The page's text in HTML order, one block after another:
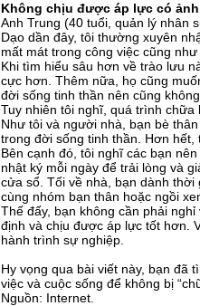
Không chịu được áp lực có
Anh Trung (40 tuổi, quản lý nhân
Dạo dần đây, tôi thường xuyên
mất mát trong công việc cũng
Khi tìm hiểu sâu hơn về trào lưu
cực hơn. Thêm nữa, họ cũng
đời sống tinh thần nên cũng
Tuy nhiên tôi nghĩ, quá trình chữa
Như tôi và người nhà, bạn bè
trong đời sống tinh thần. Hơn
Bên cạnh đó, tôi nghĩ các bạn
nhật ký mỗi ngày để trải lòng và
cửa sổ. Tối về nhà, bạn dành
cùng nhóm bạn thân hoặc ngồi
Thế đấy, bạn không cần phải
định và chịu được áp lực tốt hơn.
hành trình sự nghiệp.
Hy vọng qua bài viết này, bạn đã
việc và cuộc sống để không bị
Nguồn: Internet.